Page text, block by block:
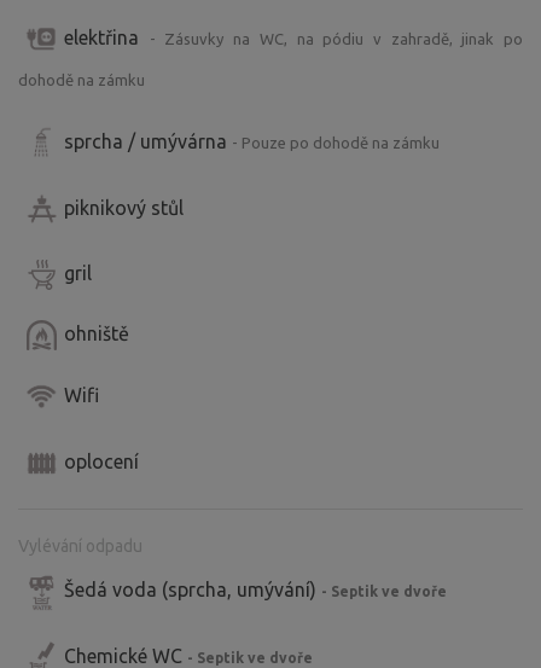
elektřina - Zásuvky na WC, na pódiu v zahradě, jinak po
dohodě na zámku
sprcha / umývárna - Pouze po dohodě na zámku
piknikový stůl
gril
ohniště
Wifi
oplocení
Vylévání odpadu
Šedá voda (sprcha, umývání) - Septik ve dvoře
Chemické WC - Septik ve dvoře